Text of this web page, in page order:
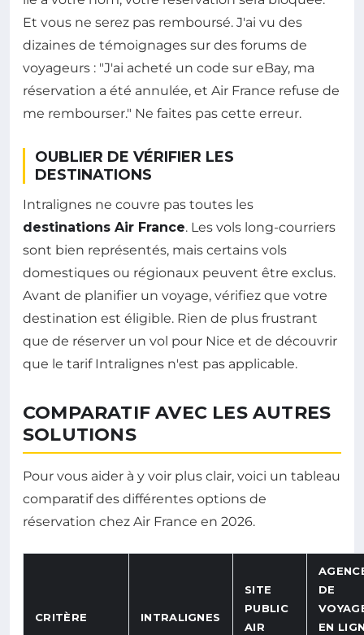
Et vous ne serez pas remboursé. J'ai vu des
dizaines de témoignages sur des forums de
voyageurs : "J'ai acheté un code sur eBay, ma
réservation a été annulée, et Air France refuse de
me rembourser." Ne faites pas cette erreur.
OUBLIER DE VÉRIFIER LES
DESTINATIONS
Intralignes ne couvre pas toutes les
destinations Air France. Les vols long-courriers
sont bien représentés, mais certains vols
domestiques ou régionaux peuvent être exclus.
Avant de planifier un voyage, vérifiez que votre
destination est éligible. Rien de plus frustrant
que de réserver un vol pour Nice et de découvrir
que le tarif Intralignes n'est pas applicable.
COMPARATIF AVEC LES AUTRES
SOLUTIONS
Pour vous aider à y voir plus clair, voici un tableau
comparatif des différentes options de
réservation chez Air France en 2026.
CRITÈRE INTRALIGNES
SITE
PUBLIC
AIR
DE
EN